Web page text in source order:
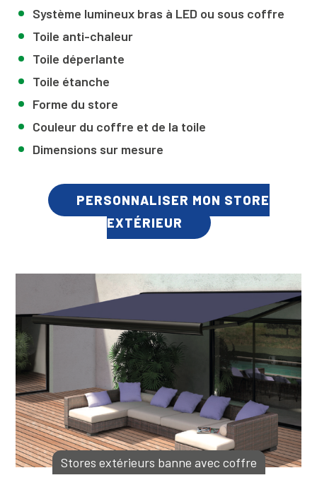
Système lumineux bras à LED ou sous coffre
Toile anti-chaleur
Toile déperlante
Toile étanche
Forme du store
Couleur du coffre et de la toile
Dimensions sur mesure
PERSONNALISER MON STORE
EXTÉRIEUR
Stores extérieurs banne avec coffre